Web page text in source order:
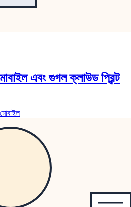
এবং গুগল ক্লাউড প্রিন্ট